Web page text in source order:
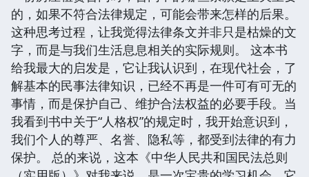
的，如果不符合法律规定，可能会带来怎样的后果。
这种思考过程，让我觉得法律条文并非只是枯燥的文
字，而是与我们生活息息相关的实际规则。 这本书
给我最大的启发是，它让我认识到，在现代社会，了
解基本的民事法律知识，已经不再是一件可有可无的
事情，而是保护自己、维护合法权益的必要手段。当
我看到书中关于“人格权”的规定时，我开始意识到，
我们个人的尊严、名誉、隐私等，都受到法律的有力
保护。 总的来说，这本《中华人民共和国民法总则